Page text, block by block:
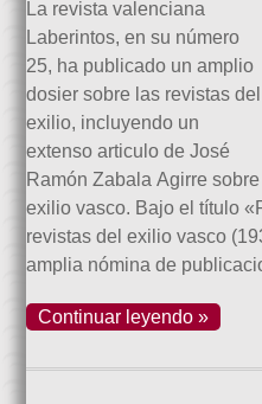
La revista valenciana
Laberintos, en su número
25, ha publicado un amplio
dosier sobre las revistas del
exilio, incluyendo un
extenso articulo de José
Ramón Zabala Agirre
exilio vasco. Bajo el título
revistas del exilio vasco
amplia nómina de
Continuar leyendo »